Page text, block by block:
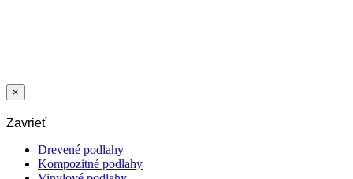
×
Zavrieť
Drevené podlahy
Kompozitné podlahy